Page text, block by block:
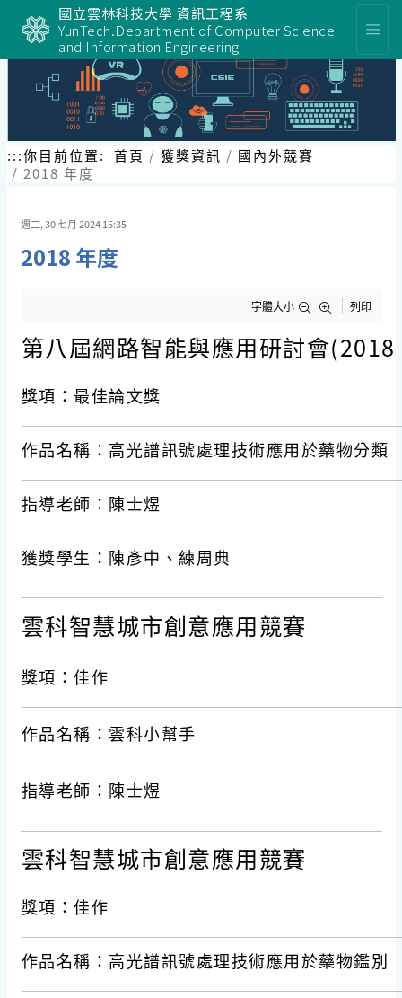
要
國立雲林科技大學 資訊工程系
YunTech.Department of Computer Science
and Information Engineering
:::你目前位置: 首頁 獲獎資訊
國內外競賽
2018 年度
週二, 30 七月 2024 15:35
2018 年度
字體大小 列印
第八屆網路智能與應用研討會(2018
獎項：最佳論文獎
作品名稱：高光譜訊號處理技術應用於藥物分類
指導老師：陳士煜
獲獎學生：陳彥中、練周典
雲科智慧城市創意應用競賽
獎項：佳作
作品名稱：雲科小幫手
指導老師：陳士煜
雲科智慧城市創意應用競賽
獎項：佳作
作品名稱：高光譜訊號處理技術應用於藥物鑑別